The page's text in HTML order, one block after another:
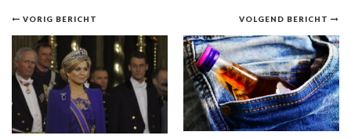
Bericht
navigatie
VOLGEND BERICHT
VORIG BERICHT